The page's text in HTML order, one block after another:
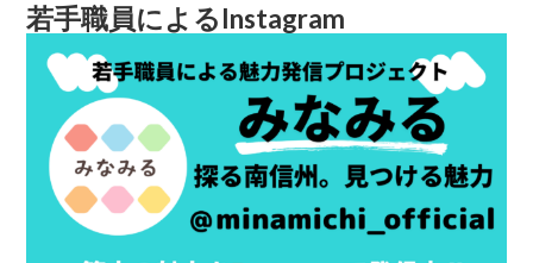
若手職員によるInstagram